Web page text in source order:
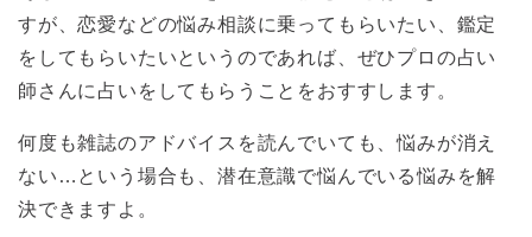
すが、恋愛などの悩み相談に乗ってもらいたい、鑑定
をしてもらいたいというのであれば、ぜひプロの占い
師さんに占いをしてもらうことをおすすします。
何度も雑誌のアドバイスを読んでいても、悩みが消え
ない…という場合も、潜在意識で悩んでいる悩みを解
決できますよ。